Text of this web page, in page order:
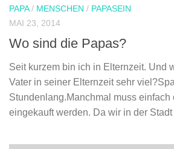
PAPA/ MENSCHEN / PAPASEIN
MAI 23, 2014
Wo sind die Papas?
Seit kurzem bin ich in Elternzeit. Und
Vater in seiner Elternzeit sehr
Stundenlang.Manchmal muss einfach
eingekauft werden. Da wir in der